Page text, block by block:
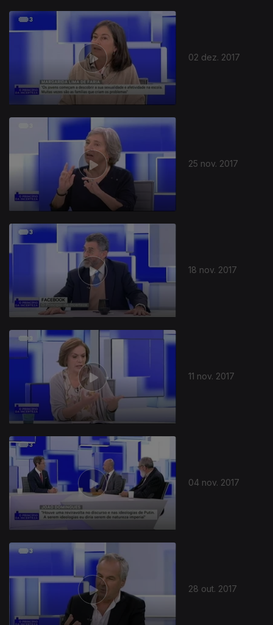
02 dez. 2017
25 nov. 2017
18 nov. 2017
11 nov. 2017
04 nov. 2017
28 out. 2017